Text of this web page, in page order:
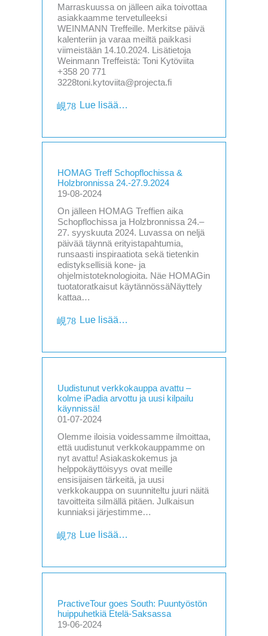
Marraskuussa on jälleen aika toivottaa
asiakkaamme tervetulleeksi
WEINMANN Treffeille. Merkitse päivä
kalenteriin ja varaa meiltä paikkasi
viimeistään 14.10.2024. Lisätietoja
Weinmann Treffeistä: Toni Kytöviita
+358 20 771
3228toni.kytoviita@projecta.fi
Lue lisää…
HOMAG Treff Schopflochissa &
Holzbronnissa 24.-27.9.2024
19-08-2024
On jälleen HOMAG Treffien aika
Schopflochissa ja Holzbronnissa 24.–
27. syyskuuta 2024. Luvassa on neljä
päivää täynnä erityistapahtumia,
runsaasti inspiraatiota sekä tietenkin
edistyksellisiä kone- ja
ohjelmistoteknologioita. Näe HOMAGin
tuotatoratkaisut käytännössäNäyttely
kattaa…
Lue lisää…
Uudistunut verkkokauppa avattu –
kolme iPadia arvottu ja uusi kilpailu
käynnissä!
01-07-2024
Olemme iloisia voidessamme ilmoittaa,
että uudistunut verkkokauppamme on
nyt avattu! Asiakaskokemus ja
helppokäyttöisyys ovat meille
ensisijaisen tärkeitä, ja uusi
verkkokauppa on suunniteltu juuri näitä
tavoitteita silmällä pitäen. Julkaisun
kunniaksi järjestimme…
Lue lisää…
PractiveTour goes South: Puuntyöstön
huippuhetkiä Etelä-Saksassa
19-06-2024